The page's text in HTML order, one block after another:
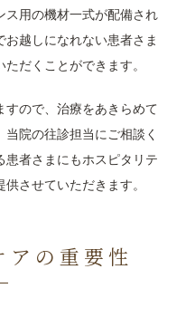
ス用の機材一式が配備され
越しになれない患者さま
だくことができます。
すので、治療をあきらめて
院の往診担当にご相談く
患者さまにもホスピタリテ
させていただきます。
アの重要性